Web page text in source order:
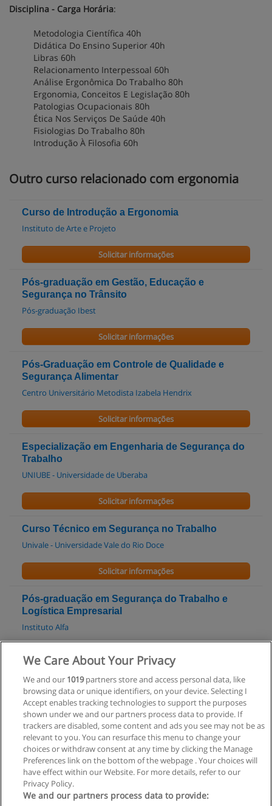
Disciplina - Carga Horária:
Metodologia Científica 40h
Didática Do Ensino Superior 40h
Libras 60h
Relacionamento Interpessoal 60h
Análise Ergonômica Do Trabalho 80h
Ergonomia, Conceitos E Legislação 80h
Patologias Ocupacionais 80h
Ética Nos Serviços De Saúde 40h
Fisiologias Do Trabalho 80h
Introdução À Filosofia 60h
Outro curso relacionado com ergonomia
Curso de Introdução a Ergonomia
Instituto de Arte e Projeto
Solicitar informações
Pós-graduação em Gestão, Educação e
Segurança no Trânsito
Pós-graduação Ibest
Solicitar informações
Pós-Graduação em Controle de Qualidade e
Segurança Alimentar
Centro Universitário Metodista Izabela Hendrix
Solicitar informações
Especialização em Engenharia de Segurança do
Trabalho
UNIUBE - Universidade de Uberaba
Solicitar informações
Curso Técnico em Segurança no Trabalho
Univale - Universidade Vale do Rio Doce
Solicitar informações
Pós-graduação em Segurança do Trabalho e
Logística Empresarial
Instituto Alfa
Solicitar informações
Pós-graduação em Segurança do Trabalho
Instituto Alfa
Solicitar informações
Regras de uso
We Care About Your Privacy
We and our 1019partners store and access personal data, like
browsing data or unique identifiers, on your device. Selecting I
Accept enables tracking technologies to support the purposes
shown under we and our partners process data to provide. If
trackers are disabled, some content and ads you see may not be as
relevant to you. You can resurface this menu to change your
choices or withdraw consent at any time by clicking the Manage
Preferences link on the bottom of the webpage . Your choices will
have effect within our Website. For more details, refer to our
Privacy Policy.
We and our partners process data to provide: